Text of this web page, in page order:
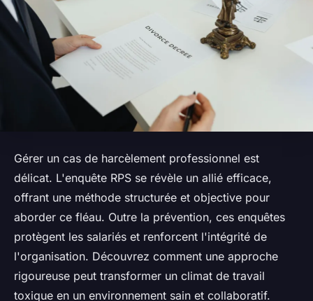
Gérer un cas de harcèlement professionnel est
délicat. L'enquête RPS se révèle un allié efficace,
offrant une méthode structurée et objective pour
aborder ce fléau. Outre la prévention, ces enquêtes
protègent les salariés et renforcent l'intégrité de
l'organisation. Découvrez comment une approche
rigoureuse peut transformer un climat de travail
toxique en un environnement sain et collaboratif.